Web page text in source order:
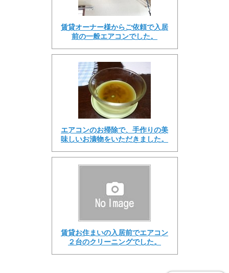
賃貸オーナー様からご依頼で入居
前の一般エアコンでした。
エアコンのお掃除で、手作りの美
味しいお漬物をいただきました。
賃貸お住まいの入居前でエアコン
２台のクリーニングでした。